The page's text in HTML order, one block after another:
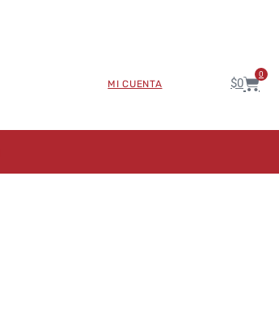
MI CUENTA $0
0